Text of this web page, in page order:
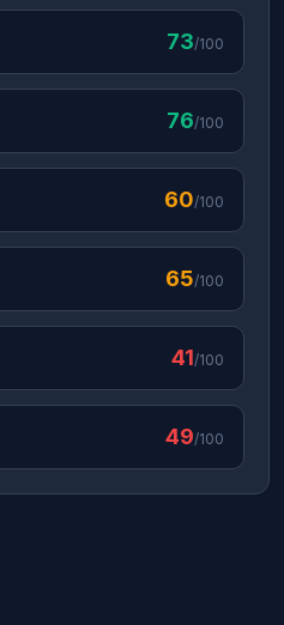
73/100
76/100
60/100
65/100
41/100
49/100